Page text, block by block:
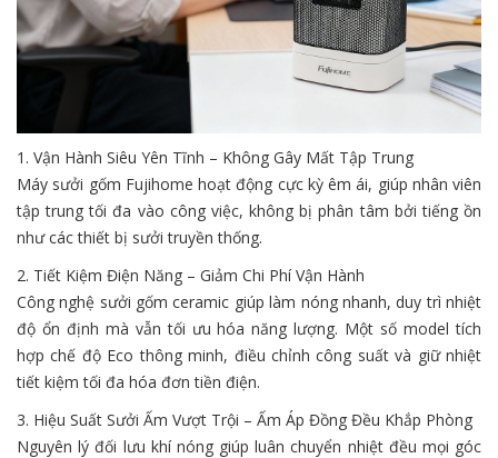
1. Vận Hành Siêu Yên Tĩnh – Không Gây Mất Tập Trung
Máy sưởi gốm Fujihome hoạt động cực kỳ êm ái, giúp nhân viên
tập trung tối đa vào công việc, không bị phân tâm bởi tiếng ồn
như các thiết bị sưởi truyền thống.
2. Tiết Kiệm Điện Năng – Giảm Chi Phí Vận Hành
Công nghệ sưởi gốm ceramic giúp làm nóng nhanh, duy trì nhiệt
độ ổn định mà vẫn tối ưu hóa năng lượng. Một số model tích
hợp chế độ Eco thông minh, điều chỉnh công suất và giữ nhiệt
tiết kiệm tối đa hóa đơn tiền điện.
3. Hiệu Suất Sưởi Ấm Vượt Trội – Ấm Áp Đồng Đều Khắp Phòng
Nguyên lý đối lưu khí nóng giúp luân chuyển nhiệt đều mọi góc